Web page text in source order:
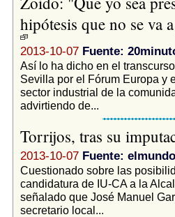
hipótesis que no se va
2013-10-07 Fuente:
Así lo ha dicho en el
Sevilla por el Fórum Europa y
sector industrial de la
advirtiendo de...
Torrijos, tras su
2013-10-07 Fuente:
Cuestionado sobre las
candidatura de IU-CA a la
señalado que José Manuel
secretario local...